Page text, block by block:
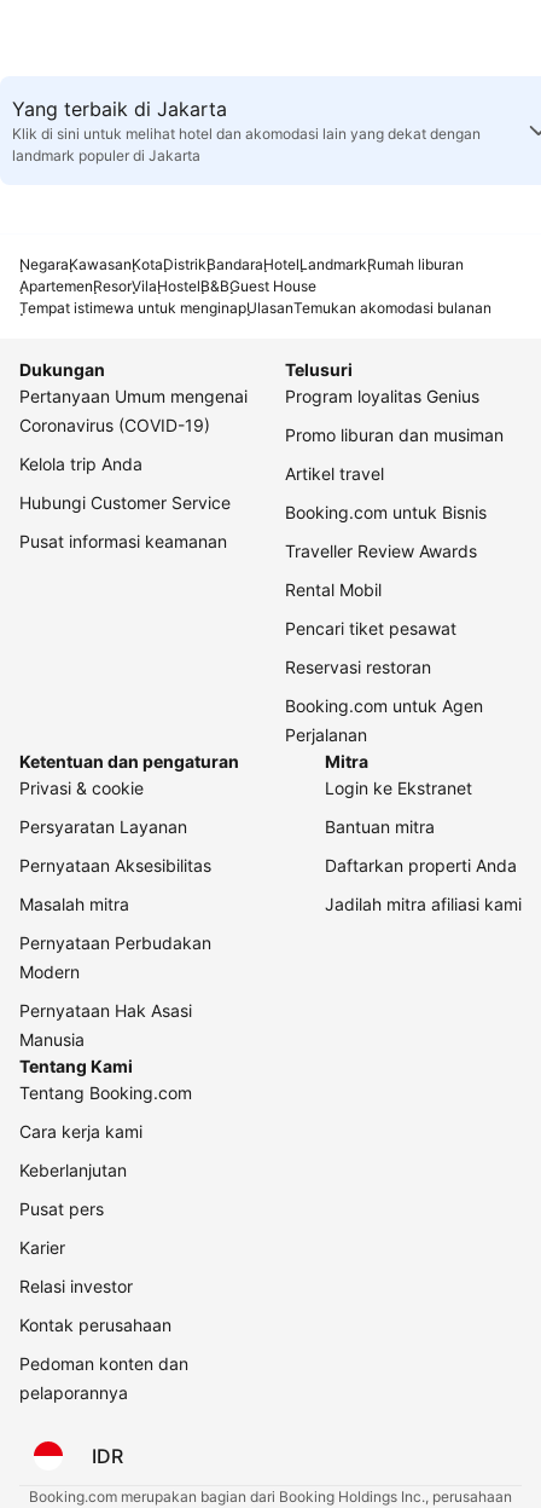
Yang terbaik di Jakarta
Klik di sini untuk melihat hotel dan akomodasi lain yang dekat dengan
landmark populer di Jakarta
NegaraKawasanKotaDistrikBandaraHotelLandmarkRumah liburan
ApartemenResorVilaHostelB&BGuest House
Tempat istimewa untuk menginapUlasanTemukan akomodasi bulanan
Dukungan
Pertanyaan Umum mengenai
Coronavirus (COVID-19)
Kelola trip Anda
Hubungi Customer Service
Pusat informasi keamanan
Telusuri
Program loyalitas Genius
Promo liburan dan musiman
Artikel travel
Booking.com untuk Bisnis
Traveller Review Awards
Rental Mobil
Pencari tiket pesawat
Reservasi restoran
Booking.com untuk Agen
Perjalanan
Ketentuan dan pengaturan
Privasi & cookie
Persyaratan Layanan
Pernyataan Aksesibilitas
Masalah mitra
Pernyataan Perbudakan
Modern
Pernyataan Hak Asasi
Manusia
Mitra
Login ke Ekstranet
Bantuan mitra
Daftarkan properti Anda
Jadilah mitra afiliasi kami
Tentang Kami
Tentang Booking.com
Cara kerja kami
Keberlanjutan
Pusat pers
Karier
Relasi investor
Kontak perusahaan
Pedoman konten dan
pelaporannya
IDR
Booking.com merupakan bagian dari Booking Holdings Inc., perusahaan